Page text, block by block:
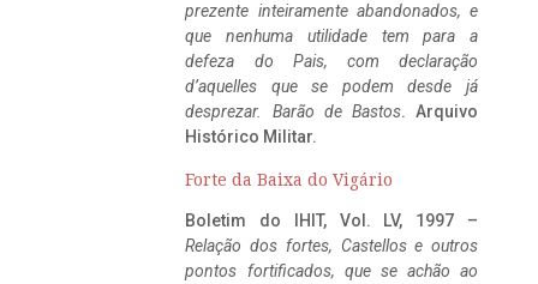
prezente inteiramente abandonados, e
que nenhuma utilidade tem para a
defeza do Pais, com declaração
d’aquelles que se podem desde já
desprezar. Barão de Bastos. Arquivo
Histórico Militar.
Forte da Baixa do Vigário
Boletim do IHIT, Vol. LV, 1997 –
Relação dos fortes, Castellos e outros
pontos fortificados, que se achão ao